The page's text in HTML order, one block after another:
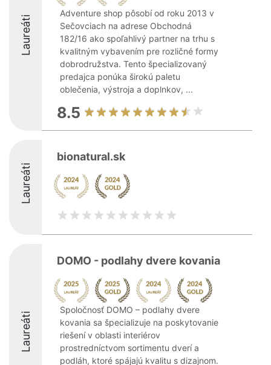
Laureáti
Adventure shop pôsobí od roku 2013 v
Sečovciach na adrese Obchodná
182/16 ako spoľahlivý partner na trhu s
kvalitným vybavením pre rozličné formy
dobrodružstva. Tento špecializovaný
predajca ponúka širokú paletu
oblečenia, výstroja a doplnkov, ...
8.5
Laureáti
bionatural.sk
Laureáti
DOMO - podlahy dvere kovania
Spoločnosť DOMO – podlahy dvere
kovania sa špecializuje na poskytovanie
riešení v oblasti interiérov
prostredníctvom sortimentu dverí a
podláh, ktoré spájajú kvalitu s dizajnom.